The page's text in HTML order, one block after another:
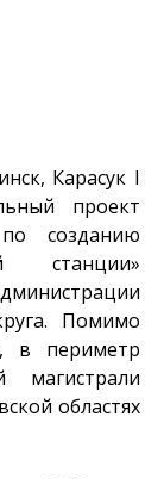
Карасук I
проект
созданию
станции»
Помимо
в периметр
магистрали
областях